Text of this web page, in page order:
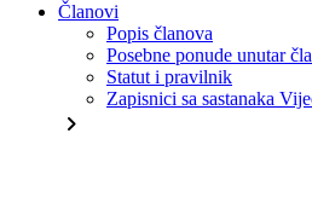
Članovi
Popis članova
Posebne ponude unutar
Statut i pravilnik
Zapisnici sa sastanaka
chevron_right